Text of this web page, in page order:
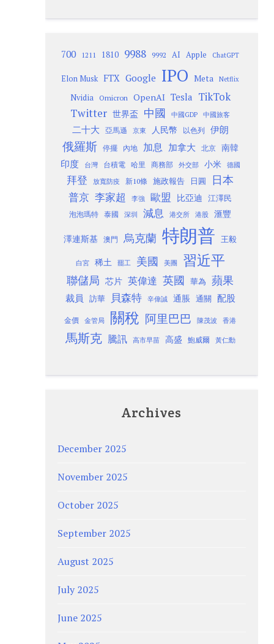
700 1211 1810 9988 9992 AI Apple ChatGPT
Elon Musk FTX Google IPO Meta Netflix
Nvidia Omicron OpenAI Tesla TikTok
Twitter 世界盃 中國 中國GDP 中國旅客
二十大 亞馬遜 京東 人民幣 以色列 伊朗
俄羅斯 停擺 內地 加息 加拿大 北京
南韓
印度
台灣 台積電 哈里 商務部 外交部 小米 德國
拜登 放寬防疫 新10條 施政報告 日圓 日本
普京 李家超 李強 歐盟 比亞迪 江澤民
泡泡瑪特 泰國 深圳 減息 港交所 港股 滙豐
澤連斯基 澳門 烏克蘭 特朗普 王毅
白宮 稀土 罷工 美國 美團 習近平
聯儲局 芯片 英偉達 英國 華為 蘋果
裁員 訪華 貝森特 辛偉誠 通脹 通關 配股
金價 金管局 關稅 阿里巴巴 陳茂波 香港
馬斯克 騰訊 高市早苗 高盛 鮑威爾 黃仁勳
Archives
December 2025
November 2025
October 2025
September 2025
August 2025
July 2025
June 2025